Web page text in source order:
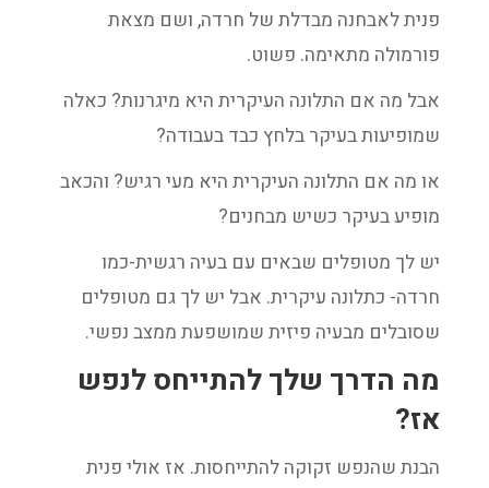
פנית לאבחנה מבדלת של חרדה, ושם מצאת
פורמולה מתאימה. פשוט.
אבל מה אם התלונה העיקרית היא מיגרנות? כאלה
שמופיעות בעיקר בלחץ כבד בעבודה?
או מה אם התלונה העיקרית היא מעי רגיש? והכאב
מופיע בעיקר כשיש מבחנים?
יש לך מטופלים שבאים עם בעיה רגשית-כמו
חרדה- כתלונה עיקרית. אבל יש לך גם מטופלים
שסובלים מבעיה פיזית שמושפעת ממצב נפשי.
מה הדרך שלך להתייחס לנפש
אז?
הבנת שהנפש זקוקה להתייחסות. אז אולי פנית